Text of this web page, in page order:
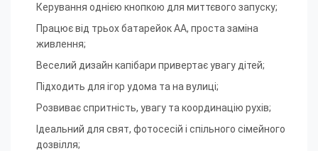
Керування однією кнопкою для миттєвого запуску;
Працює від трьох батарейок AA, проста заміна
живлення;
Веселий дизайн капібари привертає увагу дітей;
Підходить для ігор удома та на вулиці;
Розвиває спритність, увагу та координацію рухів;
Ідеальний для свят, фотосесій і спільного сімейного
дозвілля;